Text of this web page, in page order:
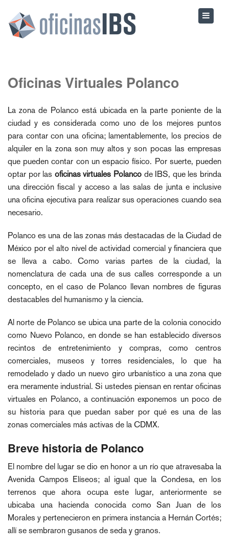
Oficinas Virtuales Polanco
La zona de Polanco está ubicada en la parte poniente de la
ciudad y es considerada como uno de los mejores puntos
para contar con una oficina; lamentablemente, los precios de
alquiler en la zona son muy altos y son pocas las empresas
que pueden contar con un espacio físico. Por suerte, pueden
optar por las oficinas virtuales Polanco de IBS, que les brinda
una dirección fiscal y acceso a las salas de junta e inclusive
una oficina ejecutiva para realizar sus operaciones cuando sea
necesario.
Polanco es una de las zonas más destacadas de la Ciudad de
México por el alto nivel de actividad comercial y financiera que
se lleva a cabo. Como varias partes de la ciudad, la
nomenclatura de cada una de sus calles corresponde a un
concepto, en el caso de Polanco llevan nombres de figuras
destacables del humanismo y la ciencia.
Al norte de Polanco se ubica una parte de la colonia conocido
como Nuevo Polanco, en donde se han establecido diversos
recintos de entretenimiento y compras, como centros
comerciales, museos y torres residenciales, lo que ha
remodelado y dado un nuevo giro urbanístico a una zona que
era meramente industrial. Si ustedes piensan en rentar oficinas
virtuales en Polanco, a continuación exponemos un poco de
su historia para que puedan saber por qué es una de las
zonas comerciales más activas de la CDMX.
Breve historia de Polanco
El nombre del lugar se dio en honor a un río que atravesaba la
Avenida Campos Elíseos; al igual que la Condesa, en los
terrenos que ahora ocupa este lugar, anteriormente se
ubicaba una hacienda conocida como San Juan de los
Morales y pertenecieron en primera instancia a Hernán Cortés;
allí se sembraron gusanos de seda y granos.